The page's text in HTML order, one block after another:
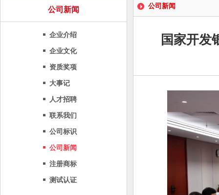
公司新闻
企业介绍
企业文化
资质奖项
大事记
人才招聘
联系我们
公司标识
公司新闻
注册商标
测试认证
公司新闻
国家开发